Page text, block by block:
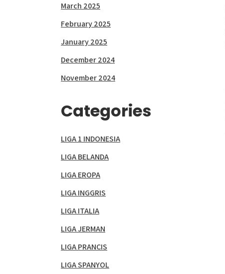
March 2025
February 2025
January 2025
December 2024
November 2024
Categories
LIGA 1 INDONESIA
LIGA BELANDA
LIGA EROPA
LIGA INGGRIS
LIGA ITALIA
LIGA JERMAN
LIGA PRANCIS
LIGA SPANYOL